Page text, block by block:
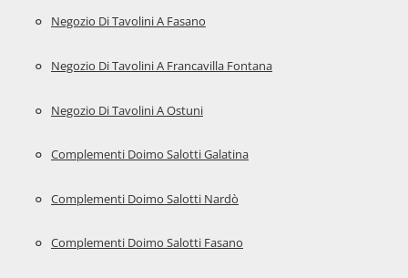
Negozio Di Tavolini A Fasano
Negozio Di Tavolini A Francavilla Fontana
Negozio Di Tavolini A Ostuni
Complementi Doimo Salotti Galatina
Complementi Doimo Salotti Nardò
Complementi Doimo Salotti Fasano